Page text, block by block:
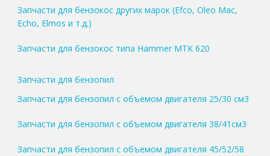
Запчасти для бензокос других марок (Efco, Oleo Mac,
Echo, Elmos и т.д.)
Запчасти для бензокос типа Hammer MTK 620
Запчасти для бензопил
Запчасти для бензопил с объемом двигателя 25/30 см3
Запчасти для бензопил с объемом двигателя 38/41см3
Запчасти для бензопил с объемом двигателя 45/52/58